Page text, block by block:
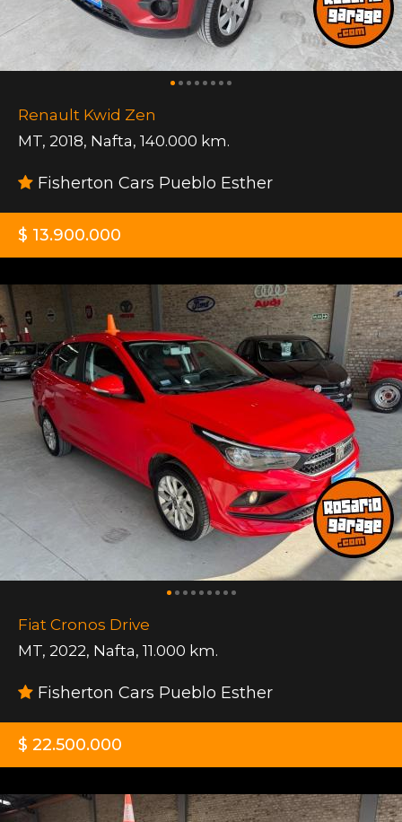
Renault Kwid Zen
MT, 2018, Nafta, 140.000 km.
Fisherton Cars Pueblo Esther
$ 13.900.000
Fiat Cronos Drive
MT, 2022, Nafta, 11.000 km.
Fisherton Cars Pueblo Esther
$ 22.500.000